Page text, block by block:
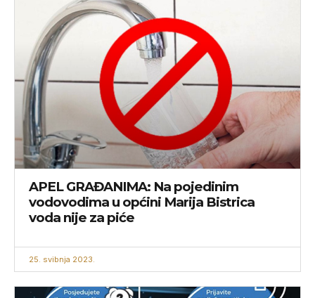
APEL GRAĐANIMA: Na pojedinim
vodovodima u općini Marija Bistrica
voda nije za piće
25. svibnja 2023.